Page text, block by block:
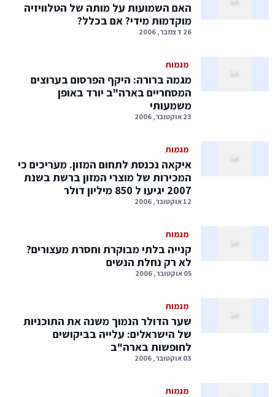
האם השמועות על מותה של הטלוויזיה
מוקדמות מידי? אם בכלל?
26 דצמבר, 2006
מגמות
מגמה ברורה: היקף הפרסום בערוצים
המסחריים בארה"ב יורד באופן
משמעותי
23 אוקטובר, 2006
מגמות
איקאה נכנסת לתחום המזון. מעריכים כי
המכירות של מוצרי המזון ברשת בשנת
2007 יגיעו ל 850 מיליון דולר
12 אוקטובר, 2006
מגמות
קנייה בלתי מבוקרת וחסרת מעצורים?
לא רק נחלת הנשים
05 אוקטובר, 2006
מגמות
שער הדולר הנמוך משנה את התוכניות
של הישראלים: עלייה בביקושים
לחופשות בארה"ב
03 אוקטובר, 2006
מגמות